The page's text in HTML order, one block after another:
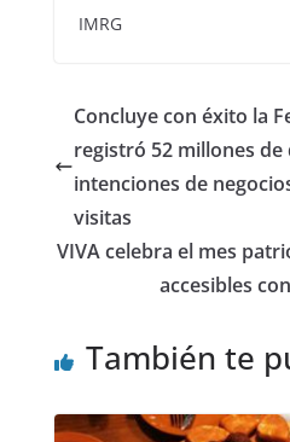
IMRG
Concluye con éxito la
registró 52 millones de
intenciones de
visitas
VIVA celebra el mes
accesibles
También te